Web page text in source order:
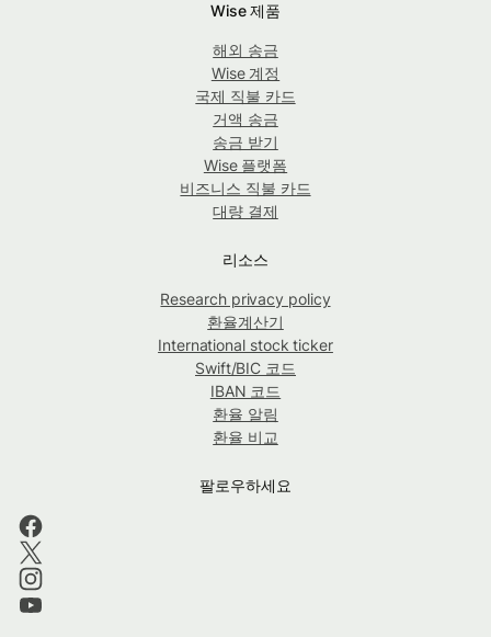
Wise 제품
해외 송금
Wise 계정
국제 직불 카드
거액 송금
송금 받기
Wise 플랫폼
비즈니스 직불 카드
대량 결제
리소스
Research privacy policy
환율계산기
International stock ticker
Swift/BIC 코드
IBAN 코드
환율 알림
환율 비교
팔로우하세요